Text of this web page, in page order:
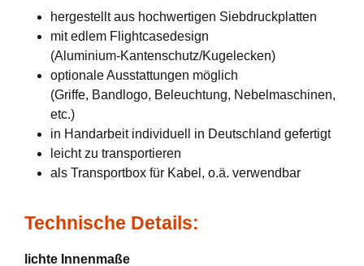
hergestellt aus hochwertigen Siebdruckplatten
mit edlem Flightcasedesign
(Aluminium-Kantenschutz/Kugelecken)
optionale Ausstattungen möglich
(Griffe, Bandlogo, Beleuchtung, Nebelmaschinen,
etc.)
in Handarbeit individuell in Deutschland gefertigt
leicht zu transportieren
als Transportbox für Kabel, o.ä. verwendbar
Technische Details:
lichte Innenmaße